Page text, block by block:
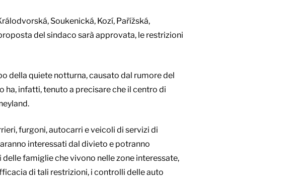
Soukenická, Kozí, Pařížská,
del sindaco sarà approvata, le restrizioni
della quiete notturna, causato dal rumore del
ha, infatti, tenuto a precisare che il centro di
furgoni, autocarri e veicoli di servizi di
interessati dal divieto e potranno
famiglie che vivono nelle zone interessate,
di tali restrizioni, i controlli delle auto